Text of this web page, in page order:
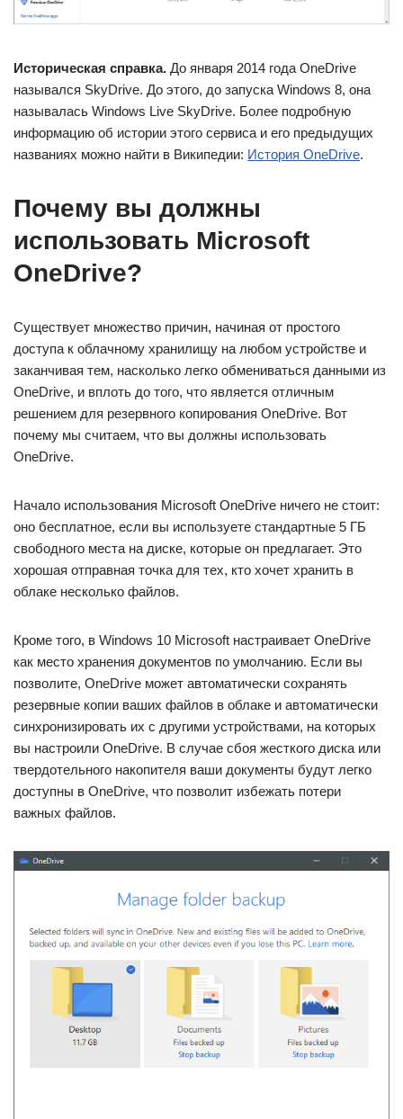
Историческая справка. До января 2014 года OneDrive
назывался SkyDrive. До этого, до запуска Windows 8, она
называлась Windows Live SkyDrive. Более подробную
информацию об истории этого сервиса и его предыдущих
названиях можно найти в Википедии: История OneDrive.
Почему вы должны
использовать Microsoft
OneDrive?
Существует множество причин, начиная от простого
доступа к облачному хранилищу на любом устройстве и
заканчивая тем, насколько легко обмениваться данными из
OneDrive, и вплоть до того, что является отличным
решением для резервного копирования OneDrive. Вот
почему мы считаем, что вы должны использовать
OneDrive.
Начало использования Microsoft OneDrive ничего не стоит:
оно бесплатное, если вы используете стандартные 5 ГБ
свободного места на диске, которые он предлагает. Это
хорошая отправная точка для тех, кто хочет хранить в
облаке несколько файлов.
Кроме того, в Windows 10 Microsoft настраивает OneDrive
как место хранения документов по умолчанию. Если вы
позволите, OneDrive может автоматически сохранять
резервные копии ваших файлов в облаке и автоматически
синхронизировать их с другими устройствами, на которых
вы настроили OneDrive. В случае сбоя жесткого диска или
твердотельного накопителя ваши документы будут легко
доступны в OneDrive, что позволит избежать потери
важных файлов.